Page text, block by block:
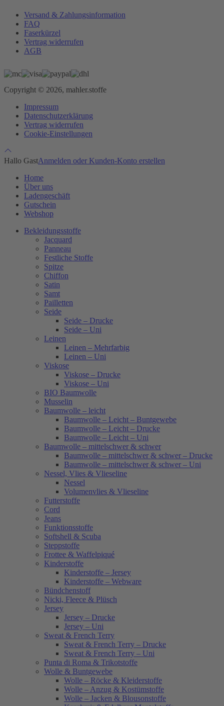
Versand & Zahlungsinformation
FAQ
Faserkürzel
Vertrag widerrufen
AGB
Copyright © 2026, mahler.stoffe
Impressum
Datenschutzerklärung
Vertrag widerrufen
Cookie-Einstellungen
Hallo GastAnmelden oder Kunden-Konto erstellen
Home
Über uns
Ladengeschäft
Gutschein
Webshop
Bekleidungsstoffe
Jacquard
Panneau
Festliche Stoffe
Spitze
Chiffon
Satin
Samt
Pailletten
Seide
Seide – Drucke
Seide – Uni
Leinen
Leinen – Mehrfarbig
Leinen – Uni
Viskose
Viskose – Drucke
Viskose – Uni
BIO Baumwolle
Musselin
Baumwolle – leicht
Baumwolle – Leicht – Buntgewebe
Baumwolle – Leicht – Drucke
Baumwolle – Leicht – Uni
Baumwolle – mittelschwer & schwer
Baumwolle – mittelschwer & schwer – Drucke
Baumwolle – mittelschwer & schwer – Uni
Nessel, Vlies & Vlieseline
Nessel
Volumenvlies & Vlieseline
Futterstoffe
Cord
Jeans
Funktionsstoffe
Softshell & Scuba
Steppstoffe
Frottee & Waffelpiqué
Kinderstoffe
Kinderstoffe – Jersey
Kinderstoffe – Webware
Bündchenstoff
Nicki, Fleece & Plüsch
Jersey
Jersey – Drucke
Jersey – Uni
Sweat & French Terry
Sweat & French Terry – Drucke
Sweat & French Terry – Uni
Punta di Roma & Trikotstoffe
Wolle & Buntgewebe
Wolle – Röcke & Kleiderstoffe
Wolle – Anzug & Kostümstoffe
Wolle – Jacken & Blousonstoffe